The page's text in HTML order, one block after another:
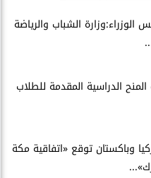
الوزراء:وزارة الشباب والرياضة
الدراسية المقدمة للطلاب
وباكستان توقع «اتفاقية مكة